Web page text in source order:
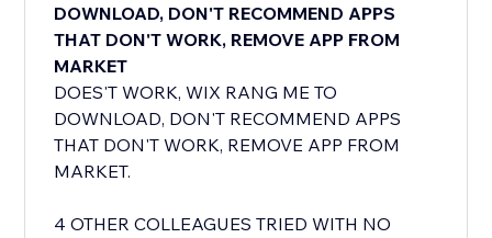
DOWNLOAD, DON'T RECOMMEND APPS
THAT DON'T WORK, REMOVE APP FROM
MARKET
DOES'T WORK, WIX RANG ME TO
DOWNLOAD, DON'T RECOMMEND APPS
THAT DON'T WORK, REMOVE APP FROM
MARKET.
4 OTHER COLLEAGUES TRIED WITH NO